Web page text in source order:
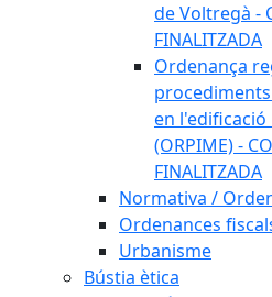
de Voltregà -
FINALITZADA
Ordenança
en l'edificació
(ORPIME) -
FINALITZADA
Normativa /
Ordenances
Urbanisme
Bústia ètica